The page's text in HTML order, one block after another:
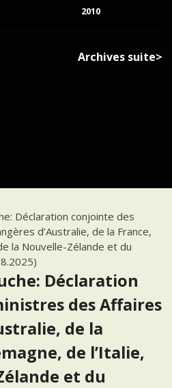
2010
Archives suite>
Déclaration conjointe des
d’Australie, de la France,
la Nouvelle-Zélande et du
Déclaration
des Affaires
de la
de l’Italie,
et du